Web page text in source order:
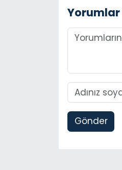
Yorumlar
Gönder